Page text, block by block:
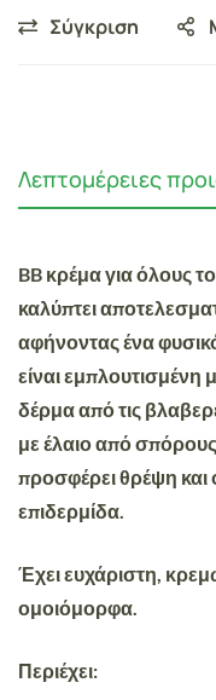
Σύγκριση
Λεπτομέρειες
BB κρέμα για όλους
καλύπτει
αφήνοντας ένα
είναι
δέρμα από τις
με έλαιο από
προσφέρει θρέψη
επιδερμίδα.
Έχει ευχάριστη,
ομοιόμορφα.
Περιέχει: